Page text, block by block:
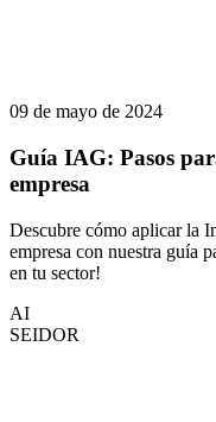
09 de mayo de 2024
Guía IAG: Pasos
empresa
Descubre cómo aplicar la
empresa con nuestra guía
en tu sector!
AI
SEIDOR